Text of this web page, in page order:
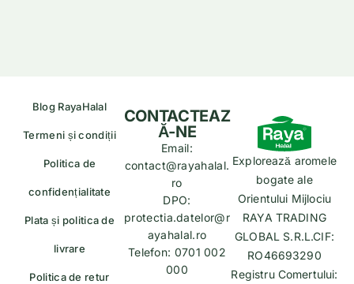
Blog RayaHalal
Termeni și condiții
Politica de
confidențialitate
Plata și politica de
livrare
Politica de retur
Explorează aromele
bogate ale
Orientului Mijlociu
RAYA TRADING
GLOBAL S.R.L.CIF:
RO46693290
Registru Comertului:
CONTACTEAZ
Ă-NE
Email:
contact@rayahalal.
ro
DPO:
protectia.datelor@r
ayahalal.ro
Telefon: 0701 002
000